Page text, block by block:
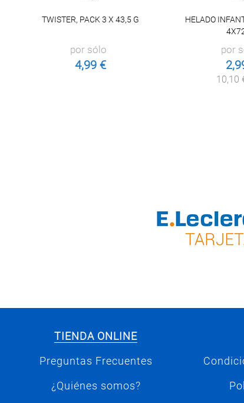
TWISTER, PACK 3 X 43,5 G
por sólo
4,99 €
HELADO
por
10,10
TIENDA ONLINE
Preguntas Frecuentes
¿Quiénes somos?